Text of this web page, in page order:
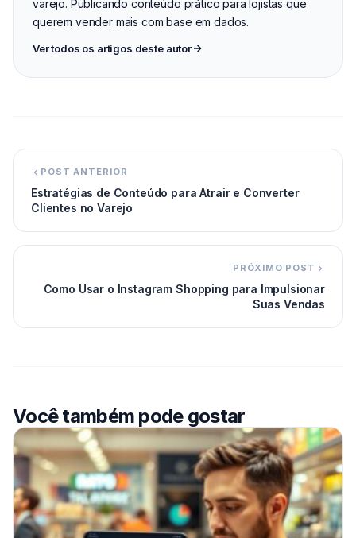
varejo. Publicando conteúdo prático para lojistas que
querem vender mais com base em dados.
Ver todos os artigos deste autor
POST ANTERIOR
Estratégias de Conteúdo para Atrair e Converter
Clientes no Varejo
PRÓXIMO POST
Como Usar o Instagram Shopping para Impulsionar
Suas Vendas
Você também pode gostar